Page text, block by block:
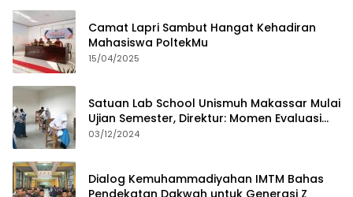
Camat Lapri Sambut Hangat Kehadiran
Mahasiswa PoltekMu
15/04/2025
Satuan Lab School Unismuh Makassar Mulai
Ujian Semester, Direktur: Momen Evaluasi
Proses Pembelajaran
03/12/2024
Dialog Kemuhammadiyahan IMTM Bahas
Pendekatan Dakwah untuk Generasi Z